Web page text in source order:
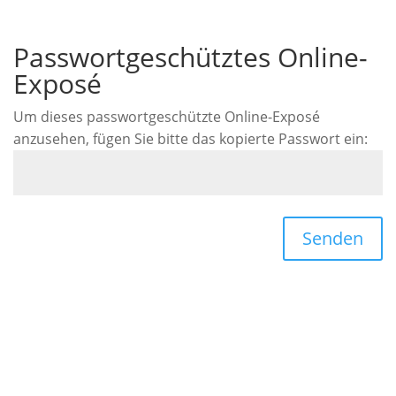
Passwortgeschütztes Online-
Exposé
Um dieses passwortgeschützte Online-Exposé
anzusehen, fügen Sie bitte das kopierte Passwort ein:
Senden